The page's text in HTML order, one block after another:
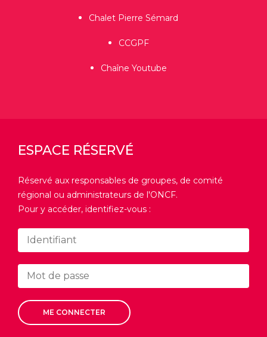
Chalet Pierre Sémard
CCGPF
Chaîne Youtube
ESPACE RÉSERVÉ
Réservé aux responsables de groupes, de comité
régional ou administrateurs de l'ONCF.
Pour y accéder, identifiez-vous :
ME CONNECTER